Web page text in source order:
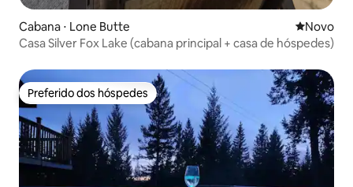
Cabana ⋅ Lone Butte Novo
Novo
Casa Silver Fox Lake (cabana principal + casa de hóspedes)
Preferido dos hóspedes
Preferido dos hóspedes